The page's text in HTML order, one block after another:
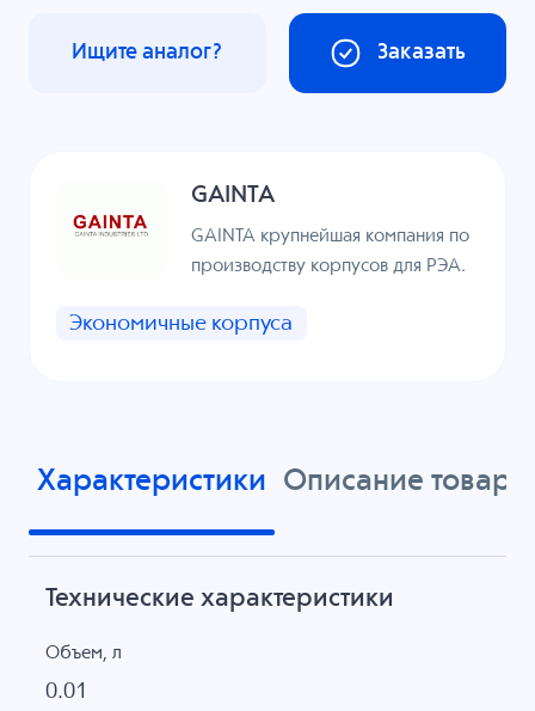
Заказать
Ищите аналог?
GAINTA
GAINTA крупнейшая компания по
производству корпусов для РЭА.
Экономичные корпуса
Характеристики Описание товара
Технические характеристики
Объем, л
0.01